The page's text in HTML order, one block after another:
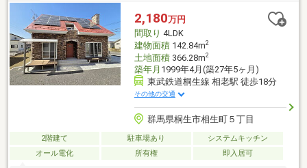
2,180万円
間取り 4LDK
建物面積142.84m2
土地面積366.28m2
築年月 1999年4月(築27年5ヶ月)
東武鉄道桐生線 相老駅 徒歩18分
その他の交通
群馬県桐生市相生町５丁目
2階建て 駐車場あり
システムキッチン
オール電化
所有権 即入居可